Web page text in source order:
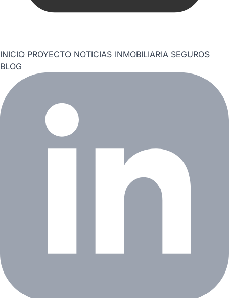
INICIO PROYECTO NOTICIAS INMOBILIARIA SEGUROS
BLOG